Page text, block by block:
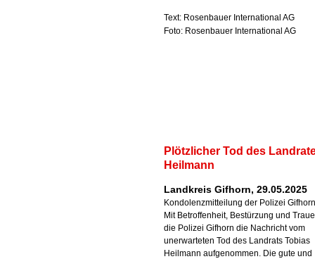
Text: Rosenbauer International AG
Foto: Rosenbauer International AG
Plötzlicher Tod des
Heilmann
Landkreis Gifhorn, 29.05.2025
Kondolenzmitteilung der Polizei Gifhorn
Mit Betroffenheit, Bestürzung und
die Polizei Gifhorn die Nachricht vom
unerwarteten Tod des Landrats Tobias
Heilmann aufgenommen. Die gute und